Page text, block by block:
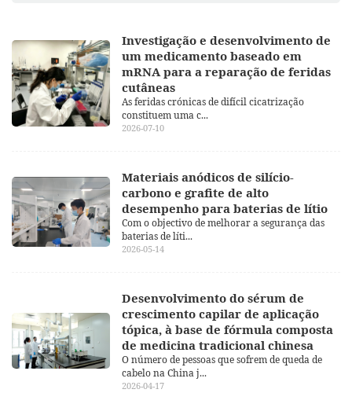
Investigação e desenvolvimento de
um medicamento baseado em
mRNA para a reparação de feridas
cutâneas
As feridas crónicas de difícil cicatrização
constituem uma c...
2026-07-10
Materiais anódicos de silício-
carbono e grafite de alto
desempenho para baterias de lítio
Com o objectivo de melhorar a segurança das
baterias de líti...
2026-05-14
Desenvolvimento do sérum de
crescimento capilar de aplicação
tópica, à base de fórmula composta
de medicina tradicional chinesa
O número de pessoas que sofrem de queda de
cabelo na China j...
2026-04-17